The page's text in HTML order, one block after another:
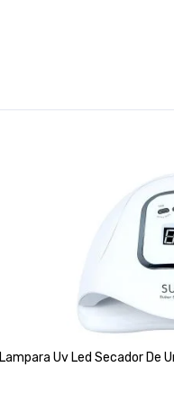
Lampara Uv Led Secador De